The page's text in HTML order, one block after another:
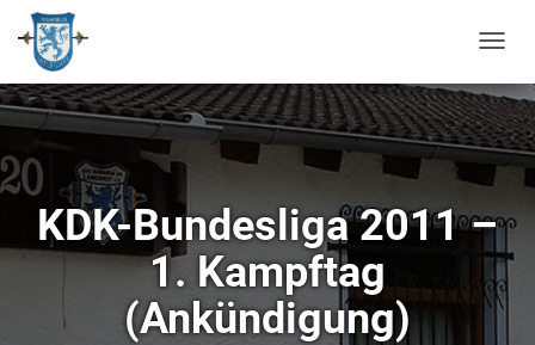
A
V
I
G
I
N
U
M
KDK-Bundesliga 2011 –
1. Kampftag
(Ankündigung)